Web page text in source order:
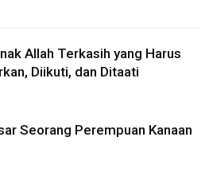
Allah Terkasih yang Harus
Diikuti, dan Ditaati
Seorang Perempuan Kanaan